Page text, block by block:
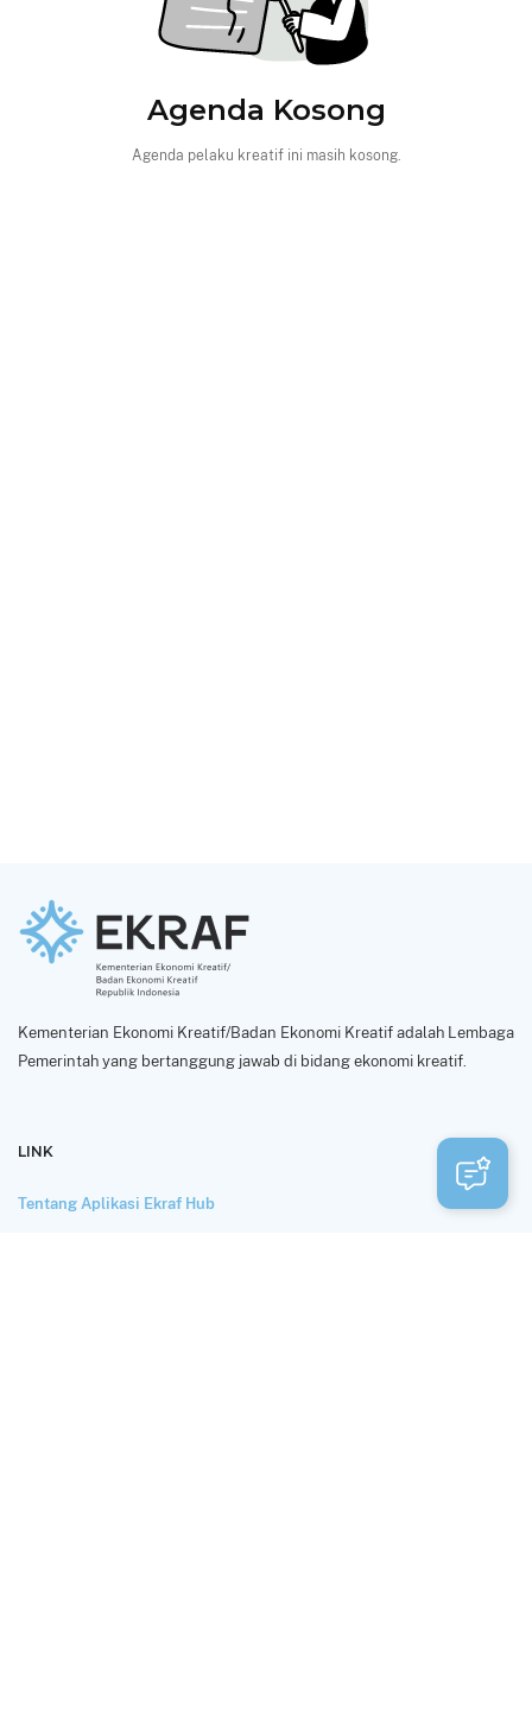
Agenda Kosong
Agenda pelaku kreatif ini masih kosong.
Kementerian Ekonomi Kreatif/Badan Ekonomi Kreatif adalah Lembaga
Pemerintah yang bertanggung jawab di bidang ekonomi kreatif.
LINK
Tentang Aplikasi Ekraf Hub